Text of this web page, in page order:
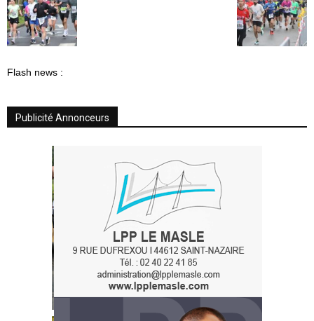
Flash news :
Publicité Annonceurs